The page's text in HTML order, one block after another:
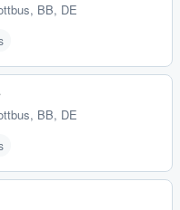
BB, DE
BB, DE